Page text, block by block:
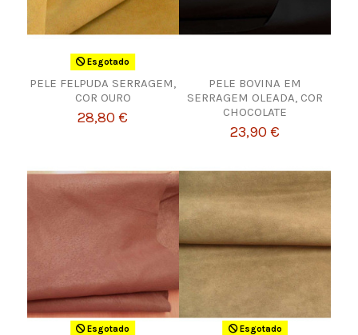
Esgotado
PELE FELPUDA SERRAGEM,
COR OURO
28,80 €
PELE BOVINA EM
SERRAGEM OLEADA, COR
CHOCOLATE
23,90 €
Esgotado Esgotado